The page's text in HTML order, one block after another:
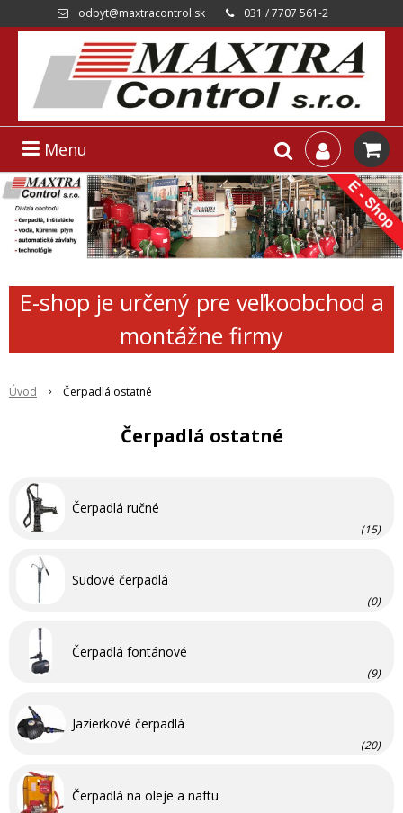
odbyt@maxtracontrol.sk 031 / 7707 561-2
Menu
E-shop je určený pre veľkoobchod a
montážne firmy
Úvod Čerpadlá ostatné
Čerpadlá ostatné
Čerpadlá ručné
(15)
Sudové čerpadlá
(0)
Čerpadlá fontánové
(9)
Jazierkové čerpadlá
(20)
Čerpadlá na oleje a naftu